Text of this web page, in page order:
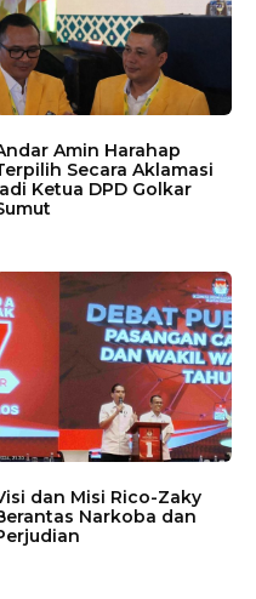
Amin Harahap
Secara Aklamasi
Ketua DPD Golkar
dan Misi Rico-Zaky
Narkoba dan